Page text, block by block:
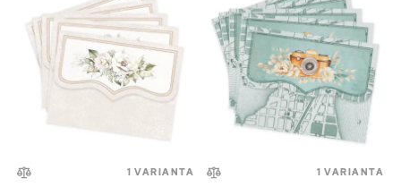
1 VARIANTA 1 VARIANTA